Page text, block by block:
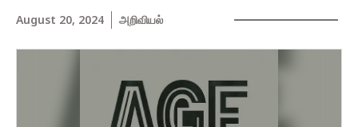
August 20, 2024 அறிவியல்